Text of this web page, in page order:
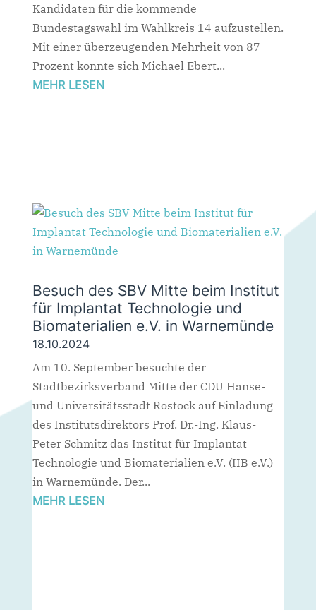
Kandidaten für die kommende
Bundestagswahl im Wahlkreis 14 aufzustellen.
Mit einer überzeugenden Mehrheit von 87
Prozent konnte sich Michael Ebert...
MEHR LESEN
Besuch des SBV Mitte beim Institut
für Implantat Technologie und
Biomaterialien e.V. in Warnemünde
18.10.2024
Am 10. September besuchte der
Stadtbezirksverband Mitte der CDU Hanse-
und Universitätsstadt Rostock auf Einladung
des Institutsdirektors Prof. Dr.-Ing. Klaus-
Peter Schmitz das Institut für Implantat
Technologie und Biomaterialien e.V. (IIB e.V.)
in Warnemünde. Der...
MEHR LESEN